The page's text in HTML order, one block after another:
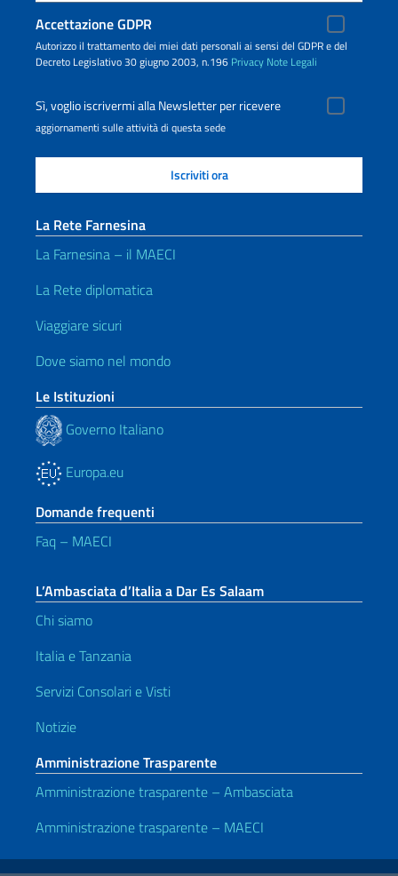
Accettazione GDPR
Autorizzo il trattamento dei miei dati personali ai sensi del GDPR e del
Decreto Legislativo 30 giugno 2003, n.196 Privacy Note Legali
Sì, voglio iscrivermi alla Newsletter per ricevere
aggiornamenti sulle attività di questa sede
La Rete Farnesina
La Farnesina – il MAECI
La Rete diplomatica
Viaggiare sicuri
Dove siamo nel mondo
Le Istituzioni
Governo Italiano
Europa.eu
Domande frequenti
Faq – MAECI
L’Ambasciata d’Italia a Dar Es Salaam
Chi siamo
Italia e Tanzania
Servizi Consolari e Visti
Notizie
Amministrazione Trasparente
Amministrazione trasparente – Ambasciata
Amministrazione trasparente – MAECI